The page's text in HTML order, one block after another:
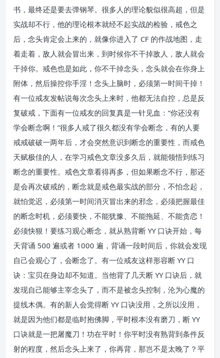
书，最终还是要去弹钢琴。很多人的理论貌似很高超，但是
实战却不行，他的理论根本就经不起实战的检验，戒色之
后，念头肯定会上来的，就像你进入了 CF 的作战地图，走
着走着，敌人就会冒出来，到时候你不干掉敌人，敌人就会
干掉你。戒色也是如此，你不干掉念头，念头就会在你身上
附体，然后操控你手淫！念头上脑时，必须第一时间干掉！
有一位戒友发帖说每次念头上来时，他都无法自控，总是反
复破戒，下面有一位戒友的回复真是一针见血：“你还没有
学会断念啊！”很多人戒了很久都没有学会断念，有的人要
戒戒破破一两年后，才会突然意识到断念的重要性，而戒色
天赋极佳的人，在学习戒色文章没多久后，就能领悟到练习
断念的重要性。戒色文章看得再多，但如果断念不行，那还
是会再次破戒的，断念就是戒色最实战的部分，不怕念起，
就怕觉迟，必须第一时间消灭冒出来的邪念，必须把握最佳
的断念时机，必须要快，不能犹豫、不能拖延、不能贪恋！
必须快狠！要练习观心断念，就从熟背断 YY 口诀开始，每
天背诵 500 遍或者 1000 遍，背诵一段时间后，你就会发现
自己会观心了，会断念了。有一位戒友这样形容断 YY 口
诀：宝贝在身边却不知道。当他背了几天断 YY 口诀后，就
发现自己能够主宰念头了，而不是被念头控制，沦为心魔的
提线木偶。有的新人会觉得断 YY 口诀没用，之所以没用，
就是因为他们都是临时抱佛脚，平时根本没有磨刀，断 YY
口诀就是一把屠魔刀！功在平时！你平时没有熟背到条件反
射的程度，然后念头上来了，你再背，那岂不是太晚了？平